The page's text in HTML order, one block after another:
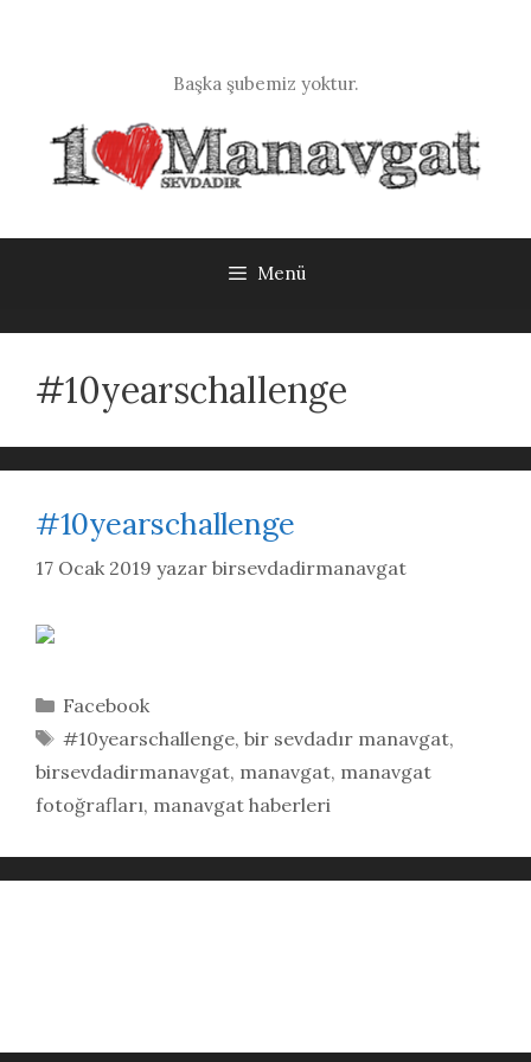
Başka şubemiz yoktur.
Menü
#10yearschallenge
#10yearschallenge
17 Ocak 2019 yazar birsevdadirmanavgat
Kategoriler
Facebook
Etiketler
#10yearschallenge, bir sevdadır manavgat,
birsevdadirmanavgat, manavgat, manavgat
fotoğrafları, manavgat haberleri